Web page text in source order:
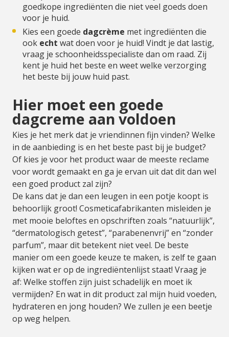
goedkope ingrediënten die niet veel goeds doen
voor je huid.
Kies een goede dagcrème met ingrediënten die
ook echt wat doen voor je huid! Vindt je dat lastig,
vraag je schoonheidsspecialiste dan om raad. Zij
kent je huid het beste en weet welke verzorging
het beste bij jouw huid past.
Hier moet een goede
dagcreme aan voldoen
Kies je het merk dat je vriendinnen fijn vinden? Welke
in de aanbieding is en het beste past bij je budget?
Of kies je voor het product waar de meeste reclame
voor wordt gemaakt en ga je ervan uit dat dit dan wel
een goed product zal zijn?
De kans dat je dan een leugen in een potje koopt is
behoorlijk groot! Cosmeticafabrikanten misleiden je
met mooie beloftes en opschriften zoals “natuurlijk”,
“dermatologisch getest”, “parabenenvrij” en “zonder
parfum”, maar dit betekent niet veel. De beste
manier om een goede keuze te maken, is zelf te gaan
kijken wat er op de ingrediëntenlijst staat! Vraag je
af: Welke stoffen zijn juist schadelijk en moet ik
vermijden? En wat in dit product zal mijn huid voeden,
hydrateren en jong houden? We zullen je een beetje
op weg helpen.